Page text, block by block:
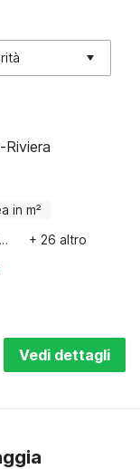
in m²
Divertimento per bambini
+ 26 altro
Vedi dettagli